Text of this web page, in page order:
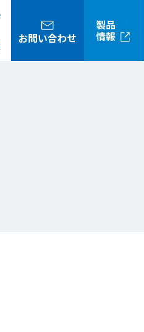
お問い合わせ
製品
情報